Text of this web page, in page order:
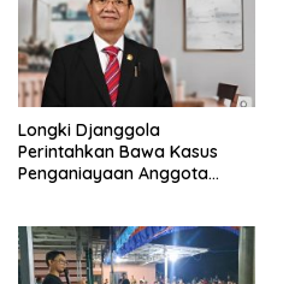
Longki Djanggola
Perintahkan Bawa Kasus
Penganiayaan Anggota